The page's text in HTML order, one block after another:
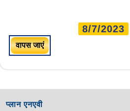
8/7/2023
वापस जाएं
प्लान एनएवी